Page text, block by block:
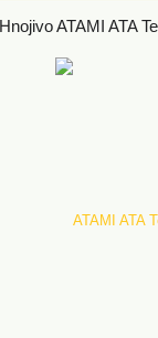
Hnojivo ATAMI ATA